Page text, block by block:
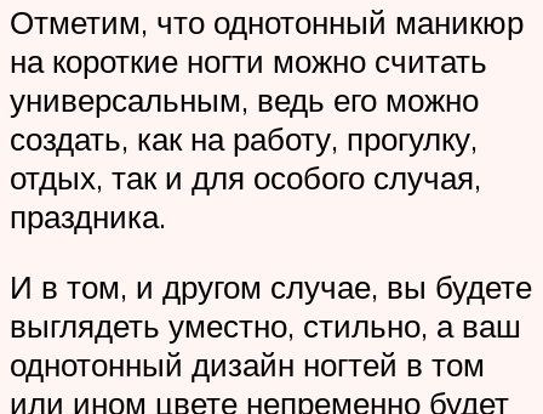
Отметим, что однотонный маникюр
на короткие ногти можно считать
универсальным, ведь его можно
создать, как на работу, прогулку,
отдых, так и для особого случая,
праздника.
И в том, и другом случае, вы будете
выглядеть уместно, стильно, а ваш
однотонный дизайн ногтей в том
или ином цвете непременно будет